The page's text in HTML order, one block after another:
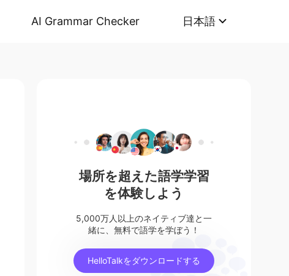
AI Grammar Checker 日本語
場所を超えた語学学習
を体験しよう
5,000万人以上のネイティブ達と一
緒に、無料で語学を学ぼう！
HelloTalkをダウンロードする